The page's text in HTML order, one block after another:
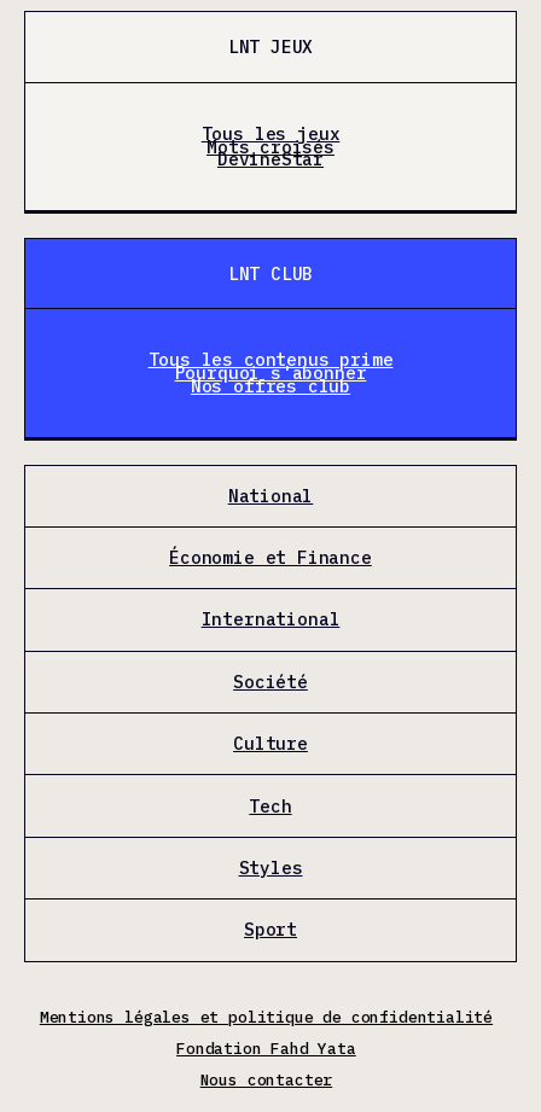
LNT JEUX
Tous les jeux
Mots croisés
DevineStar
LNT CLUB
Tous les contenus prime
Pourquoi s'abonner
Nos offres club
National
Économie et Finance
International
Société
Culture
Tech
Styles
Sport
Mentions légales et politique de confidentialité
Fondation Fahd Yata
Nous contacter